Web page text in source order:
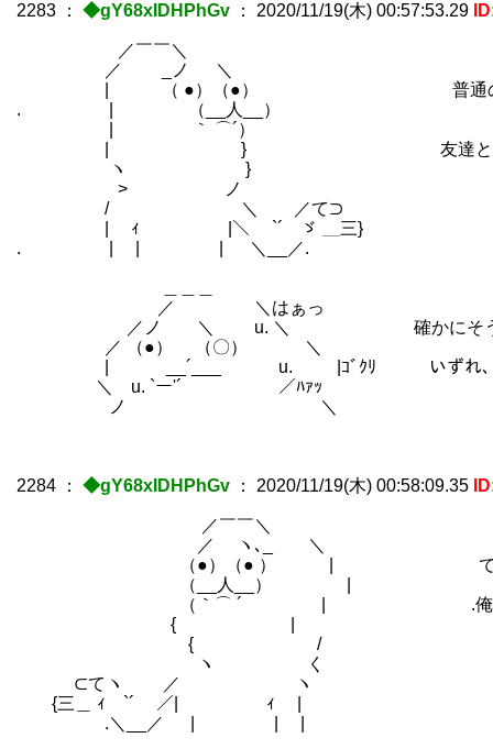
2283 ： ◆gY68xIDHPhGv ： 2020/11/19(木) 00:57:53.29
／￣￣＼
／ _ノ ＼
| （ ●）（●） 普通の人として
. | （__人__）
| ｀ ⌒´）
| } 友達とか持つのも勧
ヽ }
> ノ
/ ＼ ／て⊃
| ｨ |＼ `´ ゞ ＿三}
. | | | ＼__／.
／ ＼はぁっ
／ノ ＼ u. ＼ 確かにそう伝えたこ
／ （●） （〇） ＼
| __´___ u. |ｺﾞｸﾘ いずれ、（恋人が）で
＼ u. `ー'´ ／ﾊｧｯ
ノ ＼
2284 ： ◆gY68xIDHPhGv ： 2020/11/19(木) 00:58:09.35
／￣￣＼
／ ヽ､_ ＼
（●）（● ） | できる夫が喜ぶか
（__人__） |
（｀⌒ ´ | .俺はできる夫の趣
{ |
{ /
ヽ く
⊂てヽ ／ ヽ
{三＿ ｨ `´ ／| ｨ |
.＼__／ | | |